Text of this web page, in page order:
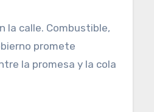
la calle. Combustible,
promete
la promesa y la cola